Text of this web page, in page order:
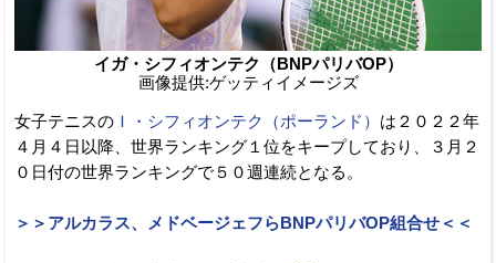
イガ・シフィオンテク（BNPパリバOP）
画像提供:ゲッティイメージズ
女子テニスの Ｉ・シフィオンテク（ポーランド） は２０２２年
４月４日以降、世界ランキング１位をキープしており、３月２
０日付の世界ランキングで５０週連続となる。
＞＞アルカラス、メドベージェフらBNPパリバOP組合せ＜＜